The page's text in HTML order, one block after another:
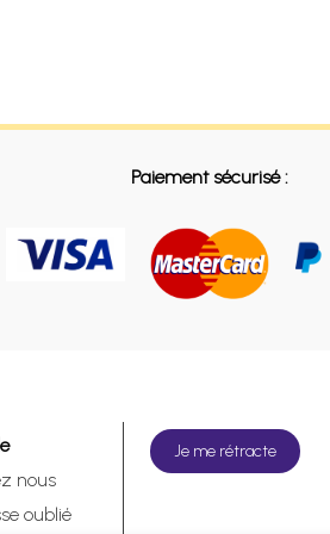
Paiement sécurisé :
nous
oublié
Je me rétracte